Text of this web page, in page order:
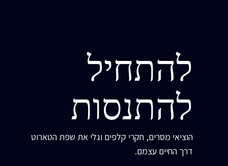
להתחיל
להתנסות
הוציאי מסרים, חקרי קלפים וגלי את שפת הטארוט
דרך החיים עצמם.